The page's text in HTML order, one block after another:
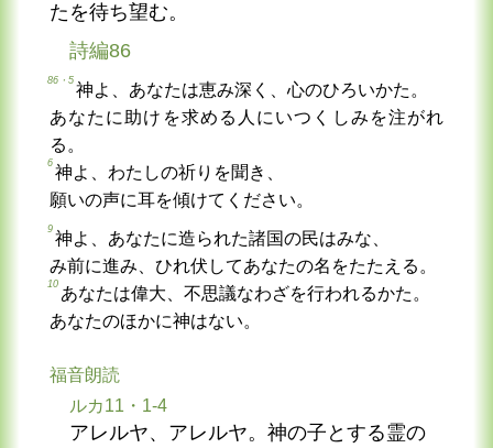
たを待ち望む。
詩編86
86・5
神よ、あなたは恵み深く、心のひろいかた。
あなたに助けを求める人にいつくしみを注がれ
る。
6
神よ、わたしの祈りを聞き、
願いの声に耳を傾けてください。
9
神よ、あなたに造られた諸国の民はみな、
み前に進み、ひれ伏してあなたの名をたたえる。
10
あなたは偉大、不思議なわざを行われるかた。
あなたのほかに神はない。
福音朗読
ルカ11・1-4
アレルヤ、アレルヤ。神の子とする霊の